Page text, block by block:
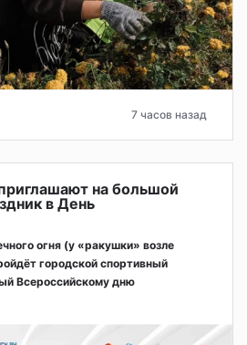
7 часов назад
на большой
в День
огня (у «ракушки» возле
городской спортивный
Всероссийскому дню